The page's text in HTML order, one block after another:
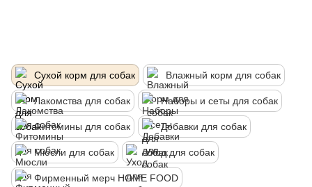
Сухой корм для собак Влажный корм для собак
Лакомства для собак Наборы и сеты для собак
Фитомины для собак Добавки для собак
Мюсли для собак Уход для собак
Фирменный мерч HOME FOOD